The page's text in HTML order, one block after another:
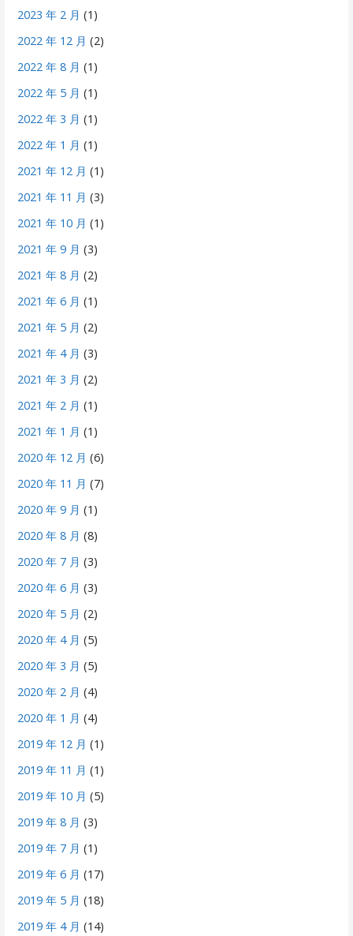
2023 年 2 月 (1)
2022 年 12 月 (2)
2022 年 8 月 (1)
2022 年 5 月 (1)
2022 年 3 月 (1)
2022 年 1 月 (1)
2021 年 12 月 (1)
2021 年 11 月 (3)
2021 年 10 月 (1)
2021 年 9 月 (3)
2021 年 8 月 (2)
2021 年 6 月 (1)
2021 年 5 月 (2)
2021 年 4 月 (3)
2021 年 3 月 (2)
2021 年 2 月 (1)
2021 年 1 月 (1)
2020 年 12 月 (6)
2020 年 11 月 (7)
2020 年 9 月 (1)
2020 年 8 月 (8)
2020 年 7 月 (3)
2020 年 6 月 (3)
2020 年 5 月 (2)
2020 年 4 月 (5)
2020 年 3 月 (5)
2020 年 2 月 (4)
2020 年 1 月 (4)
2019 年 12 月 (1)
2019 年 11 月 (1)
2019 年 10 月 (5)
2019 年 8 月 (3)
2019 年 7 月 (1)
2019 年 6 月 (17)
2019 年 5 月 (18)
2019 年 4 月 (14)